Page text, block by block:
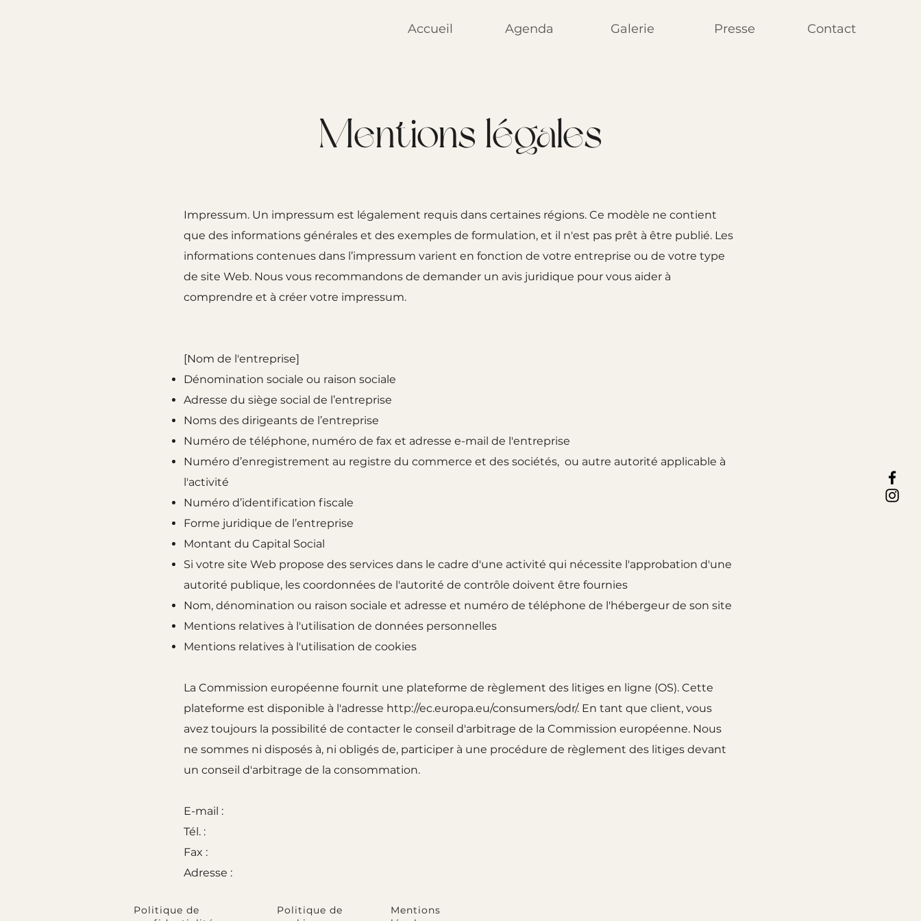
Accueil Agenda Galerie Presse Contact
Mentions légales
Impressum. Un impressum est légalement requis dans certaines régions. Ce modèle ne contient
que des informations générales et des exemples de formulation, et il n'est pas prêt à être publié. Les
informations contenues dans l’impressum varient en fonction de votre entreprise ou de votre type
de site Web. Nous vous recommandons de demander un avis juridique pour vous aider à
comprendre et à créer votre impressum.
[Nom de l'entreprise]
Dénomination sociale ou raison sociale
Adresse du siège social de l’entreprise
Noms des dirigeants de l’entreprise
Numéro de téléphone, numéro de fax et adresse e-mail de l'entreprise
Numéro d’enregistrement au registre du commerce et des sociétés, ou autre autorité applicable à
l'activité
Numéro d’identification fiscale
Forme juridique de l’entreprise
Montant du Capital Social
Si votre site Web propose des services dans le cadre d'une activité qui nécessite l'approbation d'une
autorité publique, les coordonnées de l'autorité de contrôle doivent être fournies
Nom, dénomination ou raison sociale et adresse et numéro de téléphone de l'hébergeur de son site
Mentions relatives à l'utilisation de données personnelles
Mentions relatives à l'utilisation de cookies
La Commission européenne fournit une plateforme de règlement des litiges en ligne (OS). Cette
plateforme est disponible à l'adresse http://ec.europa.eu/consumers/odr/. En tant que client, vous
avez toujours la possibilité de contacter le conseil d'arbitrage de la Commission européenne. Nous
ne sommes ni disposés à, ni obligés de, participer à une procédure de règlement des litiges devant
un conseil d'arbitrage de la consommation.
E-mail :
Tél. :
Fax :
Adresse :
Politique de
Politique de
Mentions